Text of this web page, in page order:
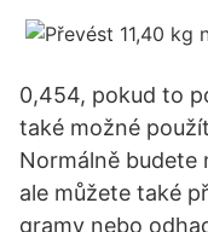
0,454, pokud to
také možné
Normálně budete
ale můžete také
gramy nebo